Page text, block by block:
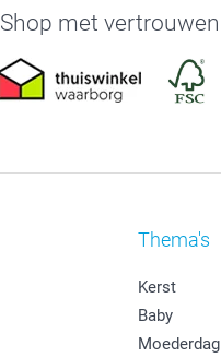
Shop met vertrouwen
Thema's
Kerst
Baby
Moederdag